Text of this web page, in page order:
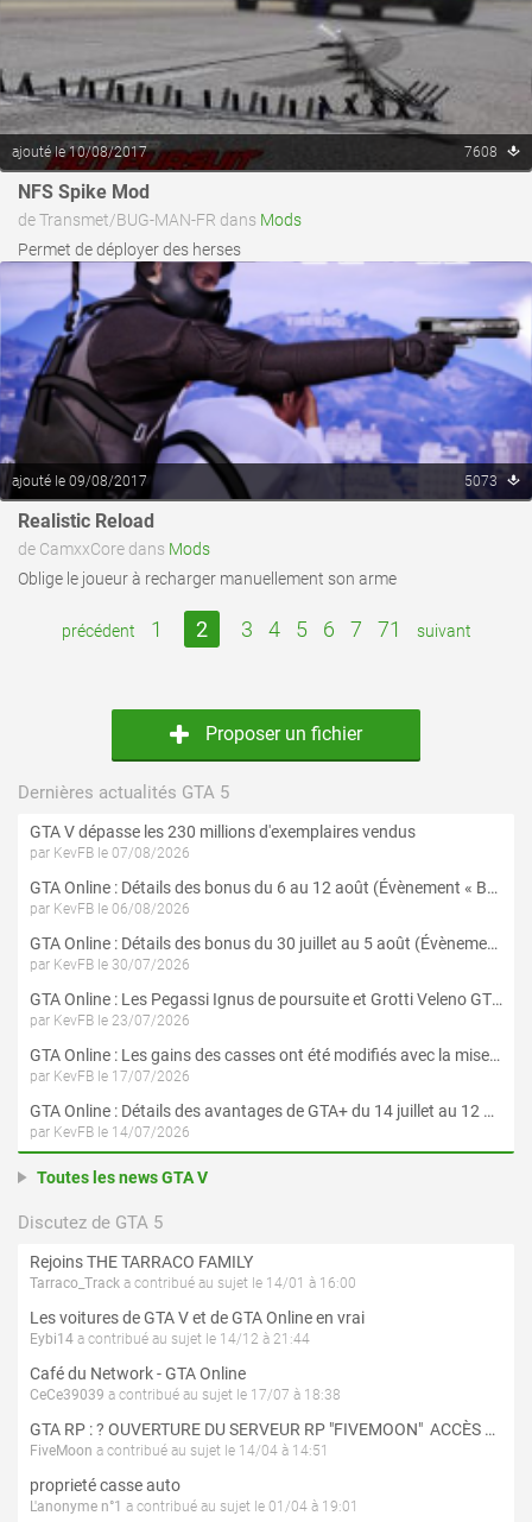
ajouté le 10/08/2017 7608
NFS Spike Mod
de Transmet/BUG-MAN-FR dans Mods
Permet de déployer des herses
voir ce fichier
ajouté le 09/08/2017 5073
Realistic Reload
de CamxxCore dans Mods
Oblige le joueur à recharger manuellement son arme
précédent 1 2 3 4 5 6 7 71 suivant
Proposer un fichier
Dernières actualités GTA 5
GTA V dépasse les 230 millions d'exemplaires vendus
par KevFB le 07/08/2026
GTA Online : Détails des bonus du 6 au 12 août (Évènement « Braquages de l'été » - Suite et fin)
par KevFB le 06/08/2026
GTA Online : Détails des bonus du 30 juillet au 5 août (Évènement « Braquages d'été »)
par KevFB le 30/07/2026
GTA Online : Les Pegassi Ignus de poursuite et Grotti Veleno GT sont maintenant disponibles
par KevFB le 23/07/2026
GTA Online : Les gains des casses ont été modifiés avec la mise à jour « Le Braquage du Kortz Center »
par KevFB le 17/07/2026
GTA Online : Détails des avantages de GTA+ du 14 juillet au 12 août
par KevFB le 14/07/2026
Toutes les news GTA V
Discutez de GTA 5
Rejoins THE TARRACO FAMILY
Tarraco_Track a contribué au sujet le 14/01 à 16:00
Les voitures de GTA V et de GTA Online en vrai
Eybi14 a contribué au sujet le 14/12 à 21:44
Café du Network - GTA Online
CeCe39039 a contribué au sujet le 17/07 à 18:38
GTA RP : ? OUVERTURE DU SERVEUR RP "FIVEMOON"  ACCÈS LIBRE ?
FiveMoon a contribué au sujet le 14/04 à 14:51
proprieté casse auto
L'anonyme n°1 a contribué au sujet le 01/04 à 19:01